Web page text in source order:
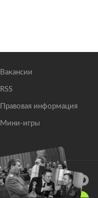
Вакансии
RSS
Правовая информация
Мини-игры